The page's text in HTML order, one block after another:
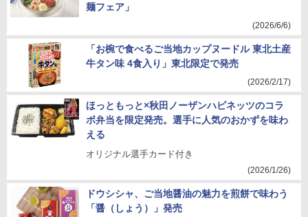
麺フェア」
(2026/6/6)
「お椀で食べるご当地カップヌードル 東北土産
牛タン味 4食入り」東北限定で発売
(2026/2/17)
ほっともっと×秋田ノーザンハピネッツのコラ
ボ弁当を限定発売。選手に人気のおかずを味わ
える
オリジナル選手カード付き
(2026/1/26)
ドウシシャ、ご当地醤油の魅力を煎餅で味わう
「醤（しょう）」発売